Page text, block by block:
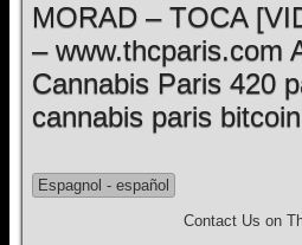
MORAD – TOCA
– www.thcparis.com
Cannabis Paris 420
cannabis paris
Espagnol - español
Contact Us on